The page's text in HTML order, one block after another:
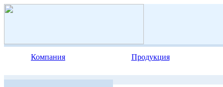
Компания Продукция